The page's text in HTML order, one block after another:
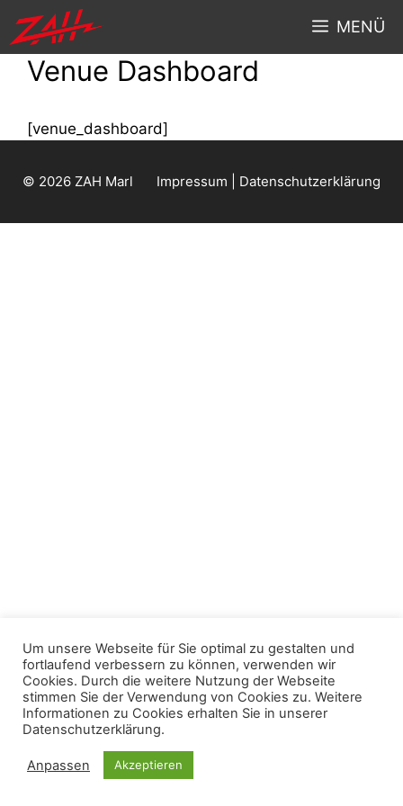
MENÜ
Venue Dashboard
[venue_dashboard]
© 2026 ZAH Marl Impressum | Datenschutzerklärung
Um unsere Webseite für Sie optimal zu gestalten und
fortlaufend verbessern zu können, verwenden wir
Cookies. Durch die weitere Nutzung der Webseite
stimmen Sie der Verwendung von Cookies zu. Weitere
Informationen zu Cookies erhalten Sie in unserer
Datenschutzerklärung.
Anpassen Akzeptieren